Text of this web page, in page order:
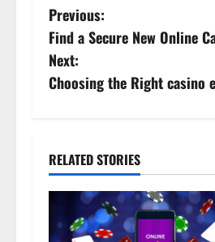
P
o
s
n
a
v
Previous:
Find a Secure New Online
Next:
Choosing the Right casino
RELATED STORIES